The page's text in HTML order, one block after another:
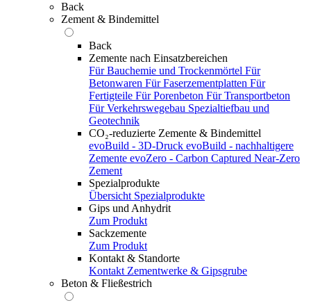
Back
Zement & Bindemittel
Back
Zemente nach Einsatzbereichen
Für Bauchemie und Trockenmörtel Für
Betonwaren Für Faserzementplatten Für
Fertigteile Für Porenbeton Für Transportbeton
Für Verkehrswegebau Spezialtiefbau und
Geotechnik
CO₂-reduzierte Zemente & Bindemittel
evoBuild - 3D-Druck evoBuild - nachhaltigere
Zemente evoZero - Carbon Captured Near-Zero
Zement
Spezialprodukte
Übersicht Spezialprodukte
Gips und Anhydrit
Zum Produkt
Sackzemente
Zum Produkt
Kontakt & Standorte
Kontakt Zementwerke & Gipsgrube
Beton & Fließestrich